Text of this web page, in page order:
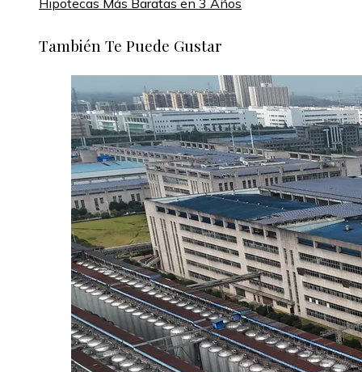
Hipotecas Más Baratas en 3 Años
También Te Puede Gustar